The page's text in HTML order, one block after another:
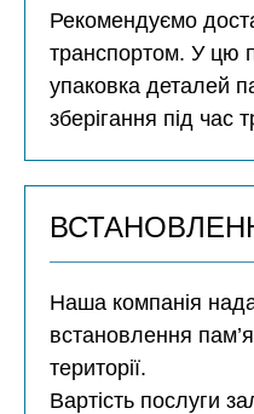
Рекомендуємо
транспортом. У цю
упаковка деталей
зберігання під час
Наша компанія
встановлення
території.
Вартість послуги